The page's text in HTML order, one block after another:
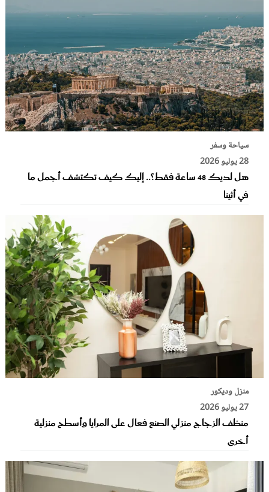
سياحة وسفر
28 يوليو 2026
هل لديك 48 ساعة فقط؟.. إليك كيف تكتشف أجمل ما
في أثينا
منزل وديكور
27 يوليو 2026
منظف الزجاج منزلي الصنع فعال على المرايا وأسطح منزلية
أخرى